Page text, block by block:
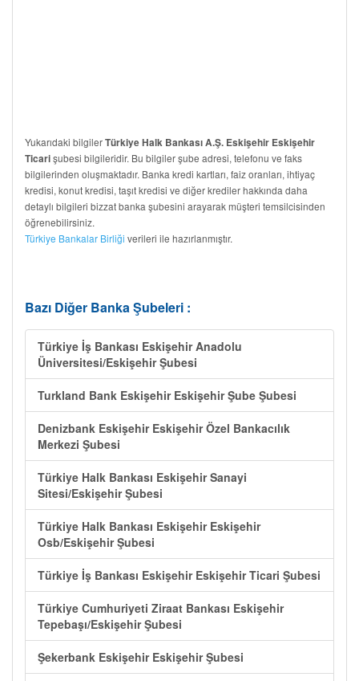
Yukarıdaki bilgilerTürkiye Halk Bankası A.Ş. Eskişehir Eskişehir
Ticarişubesi bilgileridir. Bu bilgiler şube adresi, telefonu ve faks
bilgilerinden oluşmaktadır. Banka kredi kartları, faiz oranları, ihtiyaç
kredisi, konut kredisi, taşıt kredisi ve diğer krediler hakkında daha
detaylı bilgileri bizzat banka şubesini arayarak müşteri temsilcisinden
öğrenebilirsiniz.
Türkiye Bankalar Birliği verileri ile hazırlanmıştır.
Bazı Diğer Banka Şubeleri :
Türkiye İş Bankası Eskişehir Anadolu
Üniversitesi/Eskişehir Şubesi
Turkland Bank Eskişehir Eskişehir Şube Şubesi
Denizbank Eskişehir Eskişehir Özel Bankacılık
Merkezi Şubesi
Türkiye Halk Bankası Eskişehir Sanayi
Sitesi/Eskişehir Şubesi
Türkiye Halk Bankası Eskişehir Eskişehir
Osb/Eskişehir Şubesi
Türkiye İş Bankası Eskişehir Eskişehir Ticari Şubesi
Türkiye Cumhuriyeti Ziraat Bankası Eskişehir
Tepebaşı/Eskişehir Şubesi
Şekerbank Eskişehir Eskişehir Şubesi